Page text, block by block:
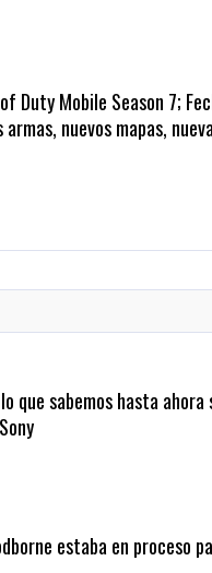
Duty Mobile Season 7;
armas, nuevos mapas,
of Duty 2021
que sabemos hasta ahora
estaba en proceso